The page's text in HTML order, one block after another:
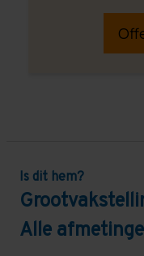
Is dit hem?
Alle